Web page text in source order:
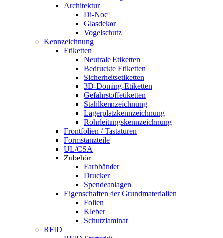
Architektur
Di-Noc
Glasdekor
Vogelschutz
Kennzeichnung
Etiketten
Neutrale Etiketten
Bedruckte Etiketten
Sicherheitsetiketten
3D-Doming-Etiketten
Gefahrstoffetiketten
Stahlkennzeichnung
Lagerplatzkennzeichnung
Rohrleitungskennzeichnung
Frontfolien / Tastaturen
Formstanzteile
UL/CSA
Zubehör
Farbbänder
Drucker
Spendeanlagen
Eigenschaften der Grundmaterialien
Folien
Kleber
Schutzlaminat
RFID